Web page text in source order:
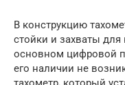
В конструкцию
стойки и захваты для
основном цифровой
его наличии не